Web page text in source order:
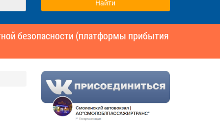
безопасности (платформы прибытия